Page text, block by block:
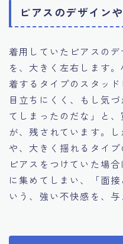
ピアスのデザイン
着用していたピアスの
を、大きく左右します
着するタイプのスタッ
目立ちにくく、もし気
てしまったのだな」と
が、残されています。
や、大きく揺れるタイ
ピアスをつけていた場
に集めてしまい、「面
いう、強い不快感を、